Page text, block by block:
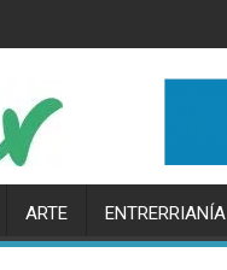
ARTE ENTRERRIANÍA